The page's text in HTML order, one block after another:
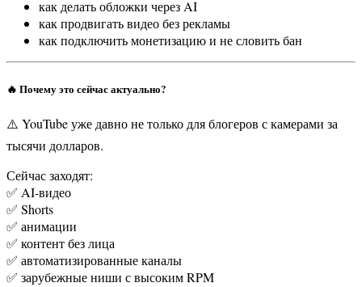
как делать обложки через AI
как продвигать видео без рекламы
как подключить монетизацию и не словить бан
🔥 Почему это сейчас актуально?
⚠️ YouTube уже давно не только для блогеров с камерами за
тысячи долларов.
Сейчас заходят:
✅ AI-видео
✅ Shorts
✅ анимации
✅ контент без лица
✅ автоматизированные каналы
✅ зарубежные ниши с высоким RPM